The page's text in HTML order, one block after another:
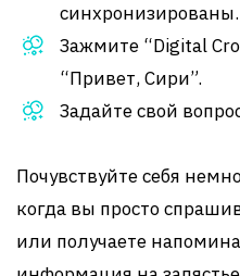
синхронизированы.
Зажмите “Digital
“Привет, Сири”.
Задайте свой
Почувствуйте себя
когда вы просто
или получаете